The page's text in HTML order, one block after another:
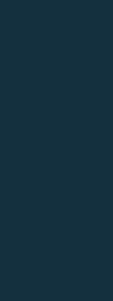
טענו כי ההחלטה אינה
התשתית הראייתית
וסיכום ההחלטה
קיצוני, במחדל
בית המשפט דחה את
לאישור תוכנית
לכדאיות כלכלית
מעל לכל ספק היא
רק במקרים
הערכה כלכלית שהיא
והנחות שאפשר
מנגד, בית המשפט
הוא מתחת לסף